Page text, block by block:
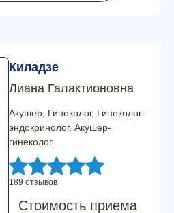
Киладзе
Лиана Галактионовна
Акушер, Гинеколог, Гинеколог-
эндокринолог, Акушер-
гинеколог
189 отзывов
Стоимость приема